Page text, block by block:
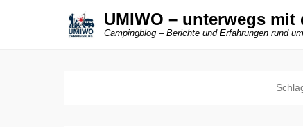
UMIWO – unterwegs
Campingblog – Berichte und Erfahrungen rund